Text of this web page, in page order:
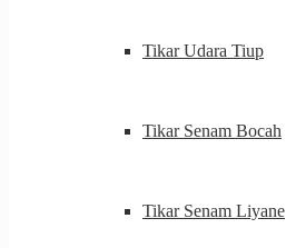
Tikar Udara Tiup
Tikar Senam Bocah
Tikar Senam Liyane